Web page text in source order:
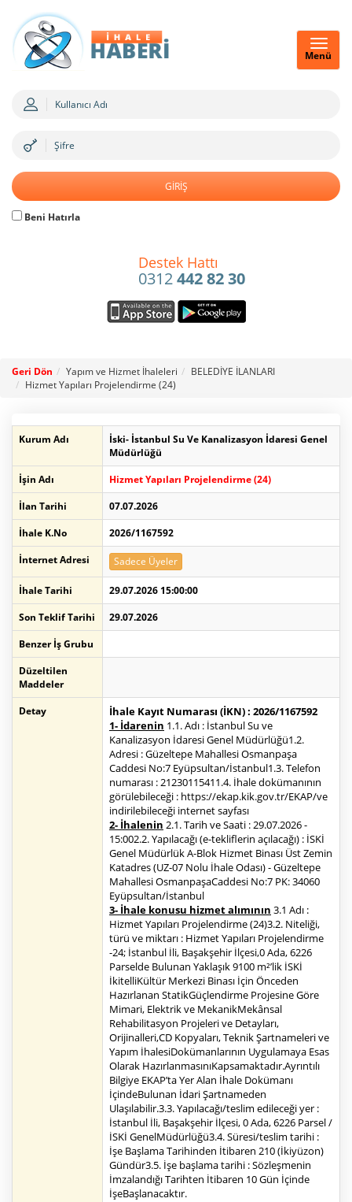
Menü
Beni Hatırla
Destek Hattı
0312442 82 30
Geri Dön Yapım ve Hizmet İhaleleri
BELEDİYE İLANLARI
Hizmet Yapıları Projelendirme (24)
Kurum Adı
İski- İstanbul Su Ve Kanalizasyon İdaresi Genel
Müdürlüğü
İşin Adı
Hizmet Yapıları Projelendirme (24)
İlan Tarihi
07.07.2026
İhale K.No
2026/1167592
İnternet Adresi
Sadece Üyeler
İhale Tarihi
29.07.2026 15:00:00
Son Teklif Tarihi
29.07.2026
Benzer İş Grubu
Düzeltilen
Maddeler
Detay
İhale Kayıt Numarası (İKN) : 2026/1167592
1- İdarenin 1.1. Adı : İstanbul Su ve
Kanalizasyon İdaresi Genel Müdürlüğü1.2.
Adresi : Güzeltepe Mahallesi Osmanpaşa
Caddesi No:7 Eyüpsultan/İstanbul1.3. Telefon
numarası : 21230115411.4. İhale dokümanının
görülebileceği : https://ekap.kik.gov.tr/EKAP/ve
indirilebileceği internet sayfası
2- İhalenin 2.1. Tarih ve Saati : 29.07.2026 -
15:002.2. Yapılacağı (e-tekliflerin açılacağı) : İSKİ
Genel Müdürlük A-Blok Hizmet Binası Üst Zemin
Katadres (UZ-07 Nolu İhale Odası) - Güzeltepe
Mahallesi OsmanpaşaCaddesi No:7 PK: 34060
Eyüpsultan/İstanbul
3- İhale konusu hizmet alımının 3.1 Adı :
Hizmet Yapıları Projelendirme (24)3.2. Niteliği,
türü ve miktarı : Hizmet Yapıları Projelendirme
-24; İstanbul İli, Başakşehir İlçesi,0 Ada, 6226
Parselde Bulunan Yaklaşık 9100 m²’lik İSKİ
İkitelliKültür Merkezi Binası İçin Önceden
Hazırlanan StatikGüçlendirme Projesine Göre
Mimari, Elektrik ve MekanikMekânsal
Rehabilitasyon Projeleri ve Detayları,
Orijinalleri,CD Kopyaları, Teknik Şartnameleri ve
Yapım İhalesiDokümanlarının Uygulamaya Esas
Olarak HazırlanmasınıKapsamaktadır.Ayrıntılı
Bilgiye EKAP’ta Yer Alan İhale Dokümanı
İçindeBulunan İdari Şartnameden
Ulaşılabilir.3.3. Yapılacağı/teslim edileceği yer :
İstanbul İli, Başakşehir İlçesi, 0 Ada, 6226 Parsel /
İSKİ GenelMüdürlüğü3.4. Süresi/teslim tarihi :
İşe Başlama Tarihinden İtibaren 210 (İkiyüzon)
Gündür3.5. İşe başlama tarihi : Sözleşmenin
İmzalandığı Tarihten İtibaren 10 Gün İçinde
İşeBaşlanacaktır.